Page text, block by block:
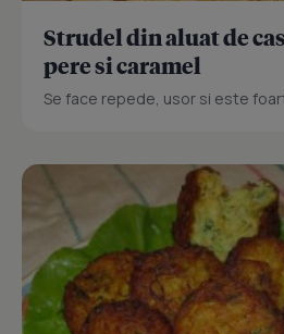
Strudel din aluat de
pere si caramel
Se face repede, usor si este